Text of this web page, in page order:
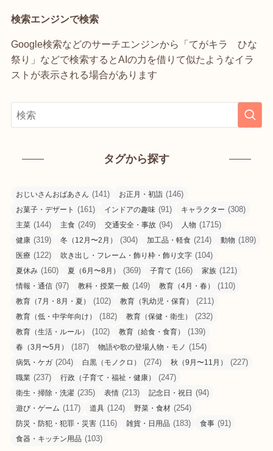
検索エンジンで検索
Google検索などのサーチエンジンから「てがキラ ひな
祭り」などで検索するとAIの力を借りて似たようなイラ
ストが表示される場合があります
タグから探す
おじいさんおばあさん (141) お正月・初詣 (146)
お菓子・デザート (161) インドアの趣味 (91) キャラクター (308)
主菜 (144) 主食 (249) 交通安全・事故 (94) 人物 (1715)
健康 (319) 冬（12月〜2月） (304) 加工品・軽食 (214) 動物 (189)
医療 (122) 吹き出し・フレーム・飾り枠・飾り文字 (104)
夏休み (160) 夏（6月〜8月） (369) 子育て (166) 家族 (121)
情報・通信 (97) 教科・授業一般 (149) 教育（4月・春） (110)
教育（7月・8月・夏） (102) 教育（乳幼児・保育） (211)
教育（低・中学年向け） (182) 教育（保健・衛生） (232)
教育（生活・ルール） (102) 教育（給食・食育） (139)
春（3月〜5月） (187) 物語や歌の登場人物・モノ (154)
病気・ケガ (204) 白黒（モノクロ） (274) 秋（9月〜11月） (227)
職業 (237) 行政（子育て・福祉・健康） (247)
衛生・掃除・洗濯 (235) 表情 (213) 記念日・祝日 (94)
遊び・ゲーム (117) 道具 (124) 野菜・食材 (254)
防災・防犯・犯罪・災害 (116) 雑貨・日用品 (183) 食事 (91)
食器・キッチン用品 (103)